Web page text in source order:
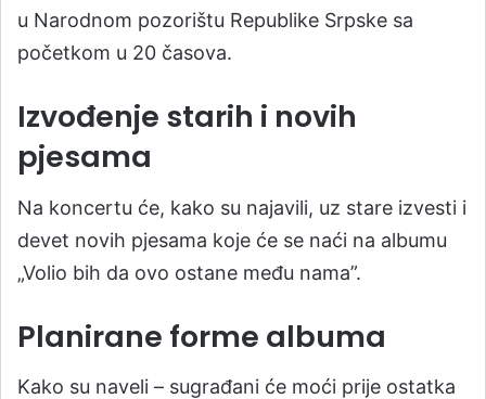
u Narodnom pozorištu Republike Srpske sa
početkom u 20 časova.
Izvođenje starih i novih
pjesama
Na koncertu će, kako su najavili, uz stare izvesti i
devet novih pjesama koje će se naći na albumu
„Volio bih da ovo ostane među nama”.
Planirane forme albuma
Kako su naveli – sugrađani će moći prije ostatka